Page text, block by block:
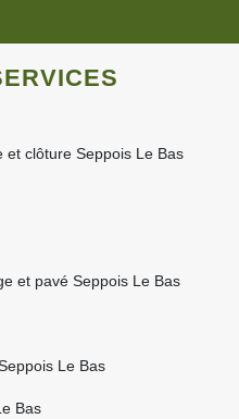
et clôture Seppois Le Bas
et pavé Seppois Le Bas
Le Bas
Bas